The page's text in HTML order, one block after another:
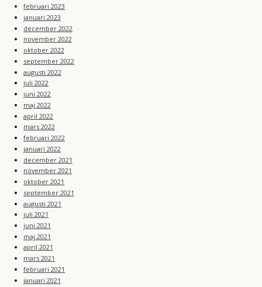
februari 2023
januari 2023
december 2022
november 2022
oktober 2022
september 2022
augusti 2022
juli 2022
juni 2022
maj 2022
april 2022
mars 2022
februari 2022
januari 2022
december 2021
november 2021
oktober 2021
september 2021
augusti 2021
juli 2021
juni 2021
maj 2021
april 2021
mars 2021
februari 2021
januari 2021